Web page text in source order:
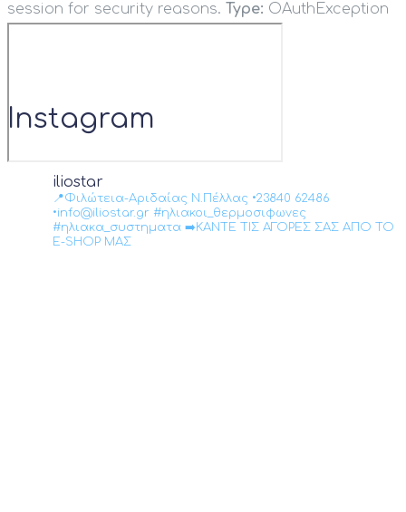
session for security reasons. Type: OAuthException
Instagram
iliostar
📍Φιλώτεια-Αριδαίας Ν.Πέλλας •23840 62486
•info@iliostar.gr #ηλιακοι_θερμοσιφωνες
#ηλιακα_συστηματα ➡️ΚΑΝΤΕ ΤΙΣ ΑΓΟΡΕΣ ΣΑΣ ΑΠΟ ΤΟ
E-SHOP ΜΑΣ